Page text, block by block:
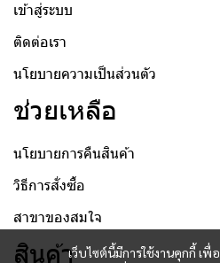
เว็บไซต์นี้มีการใช้งานคุกกี้ เ
เข้าสู่ระบบ
ติดต่อเรา
นโยบายความเป็นส่วนตัว
ช่วยเหลือ
นโยบายการคืนสินค้า
วิธีการสั่งซื้อ
สาขาของสมใจ
สินค้า